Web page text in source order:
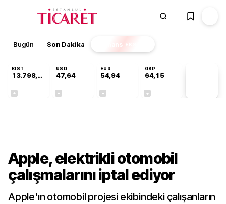
Bugün Son Dakika Finans EKSTRA
BIST
13.798,82
USD
47,64
EUR
54,94
GBP
64,15
Apple, elektrikli otomobil
çalışmalarını iptal ediyor
Apple'ın otomobil projesi ekibindeki çalışanların